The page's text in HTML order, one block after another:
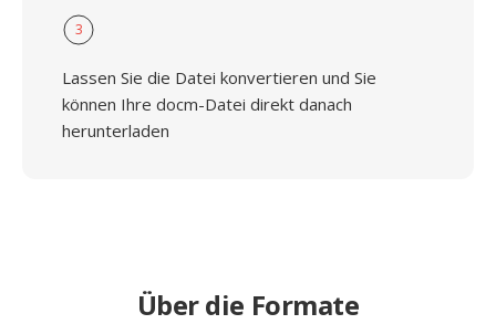
3
Lassen Sie die Datei konvertieren und Sie
können Ihre docm-Datei direkt danach
herunterladen
Über die Formate